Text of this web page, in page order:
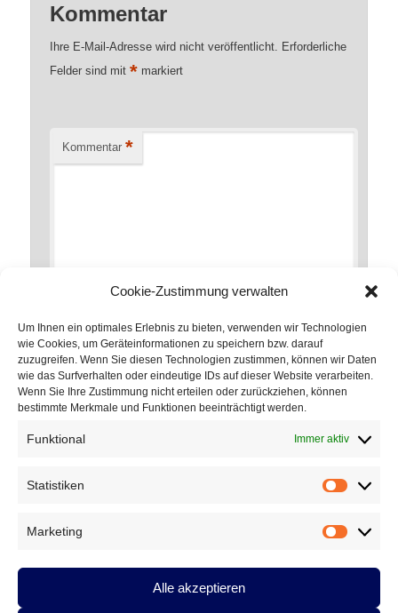
Cookie-Zustimmung verwalten
Um Ihnen ein optimales Erlebnis zu bieten, verwenden wir Technologien
wie Cookies, um Geräteinformationen zu speichern bzw. darauf
zuzugreifen. Wenn Sie diesen Technologien zustimmen, können wir Daten
wie das Surfverhalten oder eindeutige IDs auf dieser Website verarbeiten.
Wenn Sie Ihre Zustimmung nicht erteilen oder zurückziehen, können
bestimmte Merkmale und Funktionen beeinträchtigt werden.
Funktional Immer aktiv
Statistiken
Marketing
Marketing
Alle akzeptieren
Kommentar
Ihre E-Mail-Adresse wird nicht veröffentlicht.
Erforderliche
Felder sind mit* markiert
Kommentar *
Name *
Website